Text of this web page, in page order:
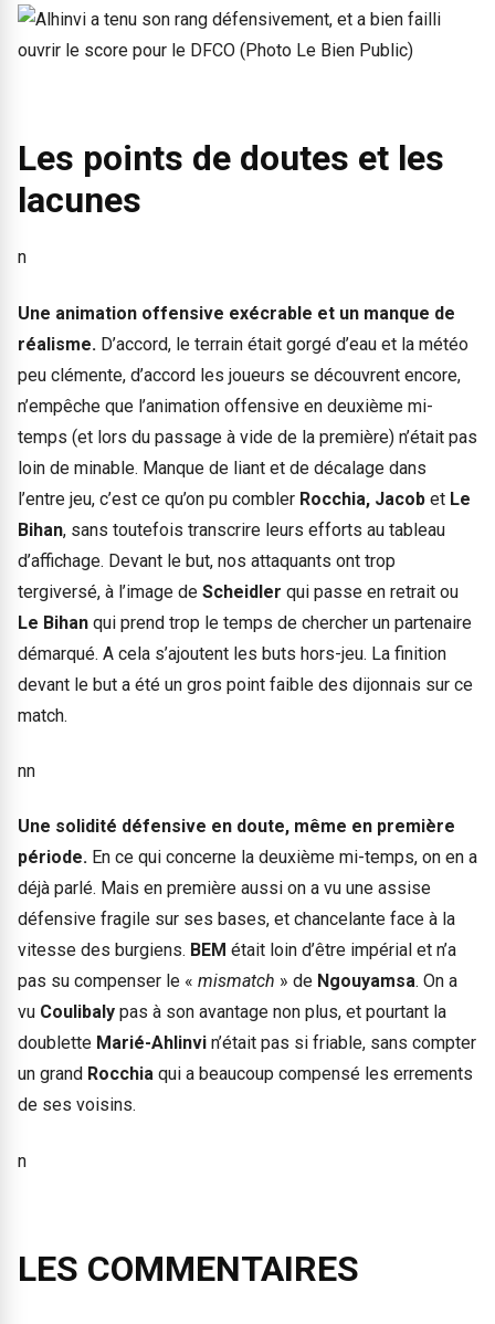
Les points de doutes et les
lacunes
n
Une animation offensive exécrable et un manque de
réalisme. D’accord, le terrain était gorgé d’eau et la météo
peu clémente, d’accord les joueurs se découvrent encore,
n’empêche que l’animation offensive en deuxième mi-
temps (et lors du passage à vide de la première) n’était pas
loin de minable. Manque de liant et de décalage dans
l’entre jeu, c’est ce qu’on pu combler Rocchia, Jacob et Le
Bihan, sans toutefois transcrire leurs efforts au tableau
d’affichage. Devant le but, nos attaquants ont trop
tergiversé, à l’image de Scheidler qui passe en retrait ou
Le Bihan qui prend trop le temps de chercher un partenaire
démarqué. A cela s’ajoutent les buts hors-jeu. La finition
devant le but a été un gros point faible des dijonnais sur ce
match.
nn
Une solidité défensive en doute, même en première
période. En ce qui concerne la deuxième mi-temps, on en a
déjà parlé. Mais en première aussi on a vu une assise
défensive fragile sur ses bases, et chancelante face à la
vitesse des burgiens. BEM était loin d’être impérial et n’a
pas su compenser le « mismatch » de Ngouyamsa. On a
vu Coulibaly pas à son avantage non plus, et pourtant la
doublette Marié-Ahlinvi n’était pas si friable, sans compter
un grand Rocchia qui a beaucoup compensé les errements
de ses voisins.
n
LES COMMENTAIRES